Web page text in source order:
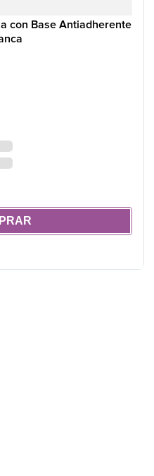
con Base Antiadherente